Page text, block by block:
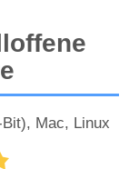
Mac, Linux